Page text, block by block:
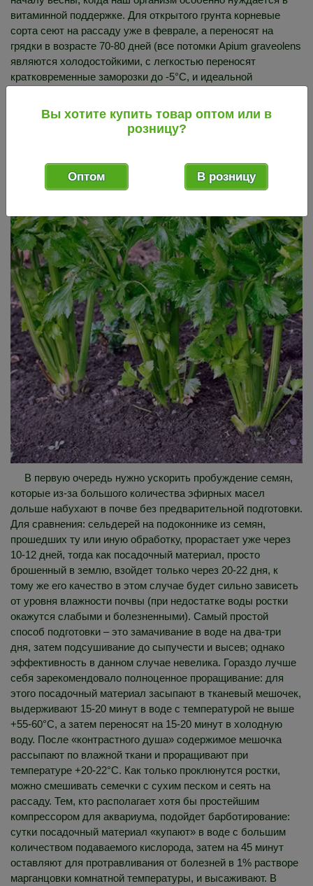
витаминной поддержке. Для открытого грунта корневые
сорта сеют на рассаду уже в феврале, а переносят на
грядки в возрасте 70-80 дней (все потомки Apium graveolens
являются холодостойкими, с легкостью переносят
кратковременные заморозки до -5°C, и идеальной
+16-18°C). Разумеется, садоводами выработан целый ряд
хитростей и приемов, направленных на ускорение роста и
получение более щедрых урожаев.
В первую очередь нужно ускорить пробуждение семян,
которые из-за большого количества эфирных масел
дольше набухают в почве без предварительной подготовки.
Для сравнения: сельдерей на подоконнике из семян,
прошедших ту или иную обработку, прорастает уже через
10-12 дней, тогда как посадочный материал, просто
брошенный в землю, взойдет только через 20-22 дня, к
тому же его качество в этом случае будет сильно зависеть
от уровня влажности почвы (при недостатке воды ростки
окажутся слабыми и болезненными). Самый простой
способ подготовки – это замачивание в воде на два-три
дня, затем подсушивание до сыпучести и высев; однако
эффективность в данном случае невелика. Гораздо лучше
себя зарекомендовало полноценное проращивание: для
этого посадочный материал засыпают в тканевый мешочек,
выдерживают 15-20 минут в воде с температурой не выше
+55-60°C, а затем переносят на 15-20 минут в холодную
воду. После «контрастного душа» содержимое мешочка
рассыпают по влажной ткани и проращивают при
температуре +20-22°C. Как только проклюнутся ростки,
можно смешивать семечки с сухим песком и сеять на
рассаду. Тем, кто располагает хотя бы простейшим
компрессором для аквариума, подойдет барботирование:
сутки посадочный материал «купают» в воде с большим
количеством подаваемого кислорода, затем на 45 минут
оставляют для протравливания от болезней в 1% растворе
марганцовки комнатной температуры, и высаживают. В
Вы хотите купить товар оптом или в
розницу?
Оптом В розницу